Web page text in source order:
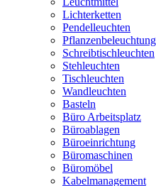
Lichterketten
Pendelleuchten
Pflanzenbeleuchtung
Schreibtischleuchten
Stehleuchten
Tischleuchten
Wandleuchten
Basteln
Büro Arbeitsplatz
Büroablagen
Büroeinrichtung
Büromaschinen
Büromöbel
Kabelmanagement